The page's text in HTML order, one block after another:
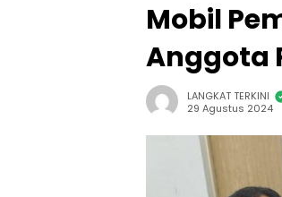
Mobil
Anggota
LANGKAT TERKINI
29 Agustus 2024